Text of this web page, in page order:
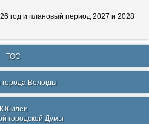
год и плановый период 2027 и 2028
ТОС
города Вологды
Юбилеи
городской Думы